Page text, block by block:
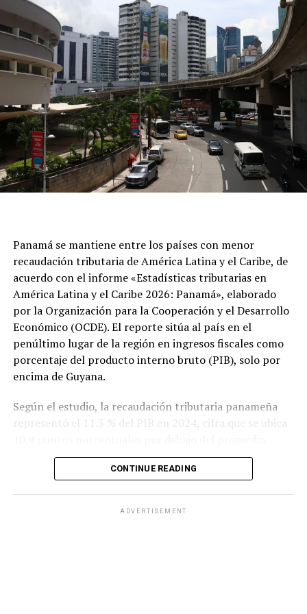
Panamá se mantiene entre los países con menor
recaudación tributaria de América Latina y el Caribe, de
acuerdo con el informe «Estadísticas tributarias en
América Latina y el Caribe 2026: Panamá», elaborado
por la Organización para la Cooperación y el Desarrollo
Económico (OCDE). El reporte sitúa al país en el
penúltimo lugar de la región en ingresos fiscales como
porcentaje del producto interno bruto (PIB), solo por
encima de Guyana.
Según el estudio, la recaudación tributaria panameña
representó el 11.3 % del PIB en 2024, cifra que se ubica
regional, que alcanzó el 21.7 %, y muy distante del
promedio de los países miembros de la OCDE, que fue
El informe también evidencia un deterioro en la
CONTINUE READING
ADVERTISEMENT